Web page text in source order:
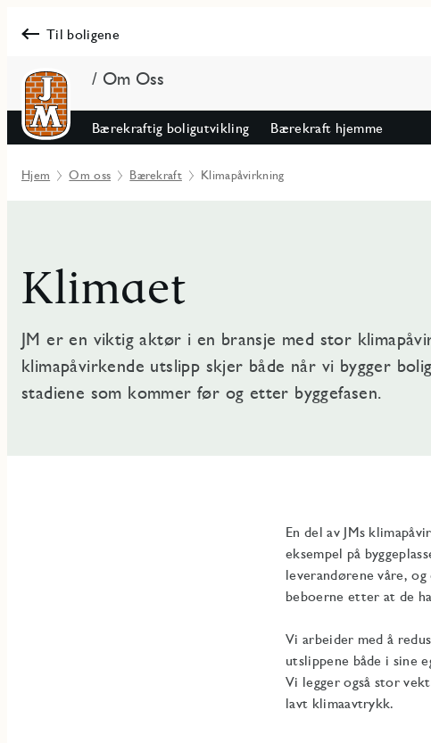
Til boligene
/ Om Oss
Bærekraftig boligutvikling Bærekraft hjemme
Hjem Om oss Bærekraft Klimapåvirkning
Klimaet
JM er en viktig aktør i en bransje med stor
klimapåvirkende utslipp skjer både når vi bygger
stadiene som kommer før og etter byggefasen.
En del av JMs
eksempel på
leverandørene våre,
beboerne etter at de
Vi arbeider med å
utslippene både i sine
Vi legger også stor
lavt klimaavtrykk.